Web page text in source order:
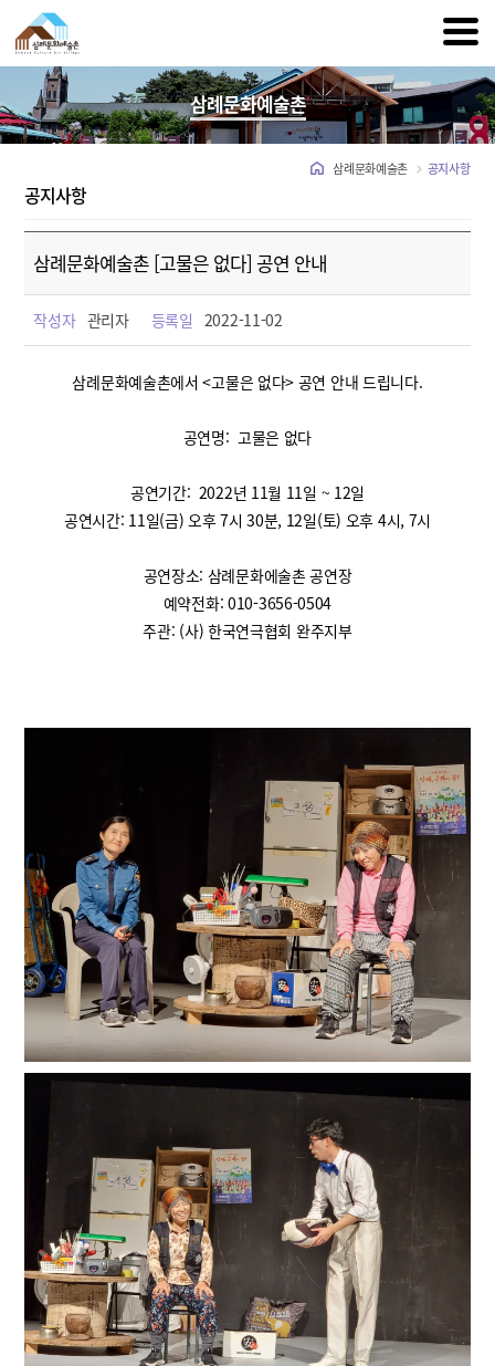
삼례문화예술촌
삼례문화예술촌 공지사항
공지사항
삼례문화예술촌 [고물은 없다] 공연 안내
작성자 관리자 등록일 2022-11-02
삼례문화예술촌에서 <고물은 없다> 공연 안내 드립니다.
공연명: 고물은 없다
공연기간: 2022년 11월 11일 ~ 12일
공연시간: 11일(금) 오후 7시 30분, 12일(토) 오후 4시, 7시
공연장소: 삼례문화에술촌 공연장
예약전화: 010-3656-0504
주관: (사) 한국연극협회 완주지부